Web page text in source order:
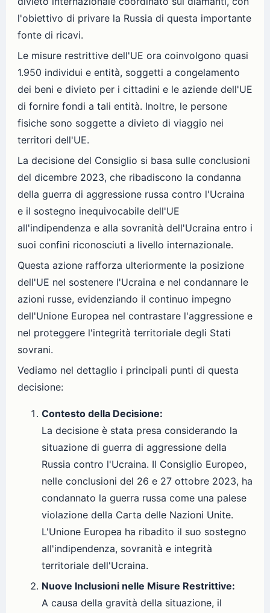
l'obiettivo di privare la Russia di questa importante
fonte di ricavi.
Le misure restrittive dell'UE ora coinvolgono quasi
1.950 individui e entità, soggetti a congelamento
dei beni e divieto per i cittadini e le aziende dell'UE
di fornire fondi a tali entità. Inoltre, le persone
fisiche sono soggette a divieto di viaggio nei
territori dell'UE.
La decisione del Consiglio si basa sulle conclusioni
del dicembre 2023, che ribadiscono la condanna
della guerra di aggressione russa contro l'Ucraina
e il sostegno inequivocabile dell'UE
all'indipendenza e alla sovranità dell'Ucraina entro i
suoi confini riconosciuti a livello internazionale.
Questa azione rafforza ulteriormente la posizione
dell'UE nel sostenere l'Ucraina e nel condannare le
azioni russe, evidenziando il continuo impegno
dell'Unione Europea nel contrastare l'aggressione e
nel proteggere l'integrità territoriale degli Stati
sovrani.
Vediamo nel dettaglio i principali punti di questa
decisione:
Contesto della Decisione:
La decisione è stata presa considerando la
situazione di guerra di aggressione della
Russia contro l'Ucraina. Il Consiglio Europeo,
nelle conclusioni del 26 e 27 ottobre 2023, ha
condannato la guerra russa come una palese
violazione della Carta delle Nazioni Unite.
L'Unione Europea ha ribadito il suo sostegno
all'indipendenza, sovranità e integrità
territoriale dell'Ucraina.
Nuove Inclusioni nelle Misure Restrittive:
A causa della gravità della situazione, il